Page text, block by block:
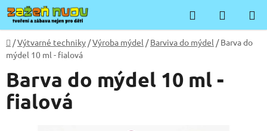
Přejít
na
obsah
Hledat
KOŠÍK
Domů
/Výtvarné techniky /Výroba mýdel / Barviva do mýdel / Barva do
mýdel 10 ml - fialová
Barva do mýdel 10 ml -
fialová